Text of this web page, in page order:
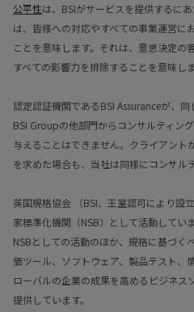
公平性は、BSIがサービスを提供するに
は、皆様への対応やすべての事業運営に
ことを意味します。それは、意思決定の
すべての影響力を排除することを意味しま
認定認証機関であるBSI Assuranceが、同
BSI Groupの他部門からコンサルティン
与えることはできません。クライアント
を求めた場合も、当社は同様にコンサル
英国規格協会 （BSI、王室認可により設
家標準化機関（NSB）として活動してい
NSBとしての活動のほか、規格に基づく
価ツール、ソフトウェア、製品テスト、
ローバルの企業の成果を高めるビジネス
提供しています。